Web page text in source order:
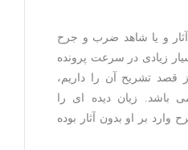
و یا شاهد ضرب و جرح
زیادی در سرعت پرونده
قصد تشریح آن را داریم،
زیان دیده ای را
بر او بدون آثار بوده